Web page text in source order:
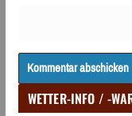
WETTER-INFO / -